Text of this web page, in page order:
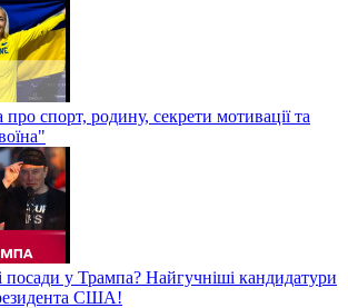
спорт, родину, секрети мотивації та
посади у Трампа? Найгучніші кандидатури
США!